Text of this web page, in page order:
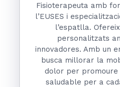
Fisioterapeuta amb
l’EUSES i
l’espatlla.
personalitzats
innovadores. Amb un
busca millorar la
dolor per promoure
saludable per a